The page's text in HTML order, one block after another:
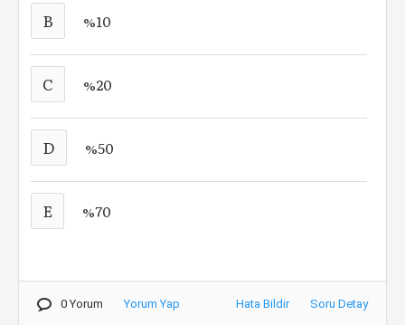
B %10
C %20
D %50
E %70
0 Yorum Yorum Yap Hata Bildir Soru Detay